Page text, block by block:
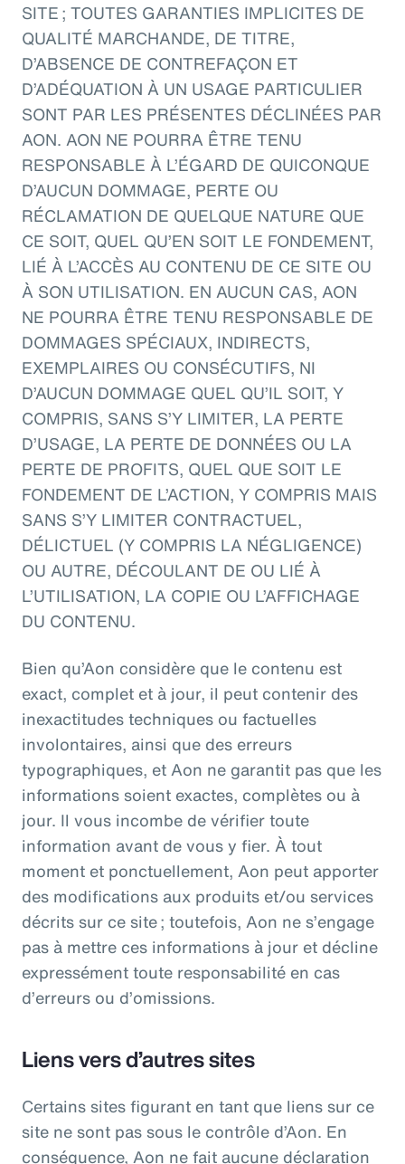
SITE ; TOUTES GARANTIES IMPLICITES DE
QUALITÉ MARCHANDE, DE TITRE,
D’ABSENCE DE CONTREFAÇON ET
D’ADÉQUATION À UN USAGE PARTICULIER
SONT PAR LES PRÉSENTES DÉCLINÉES PAR
AON. AON NE POURRA ÊTRE TENU
RESPONSABLE À L’ÉGARD DE QUICONQUE
D’AUCUN DOMMAGE, PERTE OU
RÉCLAMATION DE QUELQUE NATURE QUE
CE SOIT, QUEL QU’EN SOIT LE FONDEMENT,
LIÉ À L’ACCÈS AU CONTENU DE CE SITE OU
À SON UTILISATION. EN AUCUN CAS, AON
NE POURRA ÊTRE TENU RESPONSABLE DE
DOMMAGES SPÉCIAUX, INDIRECTS,
EXEMPLAIRES OU CONSÉCUTIFS, NI
D’AUCUN DOMMAGE QUEL QU’IL SOIT, Y
COMPRIS, SANS S’Y LIMITER, LA PERTE
D’USAGE, LA PERTE DE DONNÉES OU LA
PERTE DE PROFITS, QUEL QUE SOIT LE
FONDEMENT DE L’ACTION, Y COMPRIS MAIS
SANS S’Y LIMITER CONTRACTUEL,
DÉLICTUEL (Y COMPRIS LA NÉGLIGENCE)
OU AUTRE, DÉCOULANT DE OU LIÉ À
L’UTILISATION, LA COPIE OU L’AFFICHAGE
DU CONTENU.
Bien qu’Aon considère que le contenu est
exact, complet et à jour, il peut contenir des
inexactitudes techniques ou factuelles
involontaires, ainsi que des erreurs
typographiques, et Aon ne garantit pas que les
informations soient exactes, complètes ou à
jour. Il vous incombe de vérifier toute
information avant de vous y fier. À tout
moment et ponctuellement, Aon peut apporter
des modifications aux produits et/ou services
décrits sur ce site ; toutefois, Aon ne s’engage
pas à mettre ces informations à jour et décline
expressément toute responsabilité en cas
d’erreurs ou d’omissions.
Liens vers d’autres sites
Certains sites figurant en tant que liens sur ce
site ne sont pas sous le contrôle d’Aon. En
conséquence, Aon ne fait aucune déclaration